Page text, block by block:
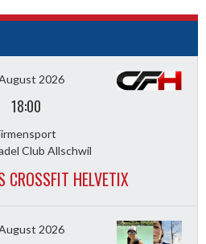
2026
18:00
Club Allschwil
CROSSFIT HELVETIX
2026